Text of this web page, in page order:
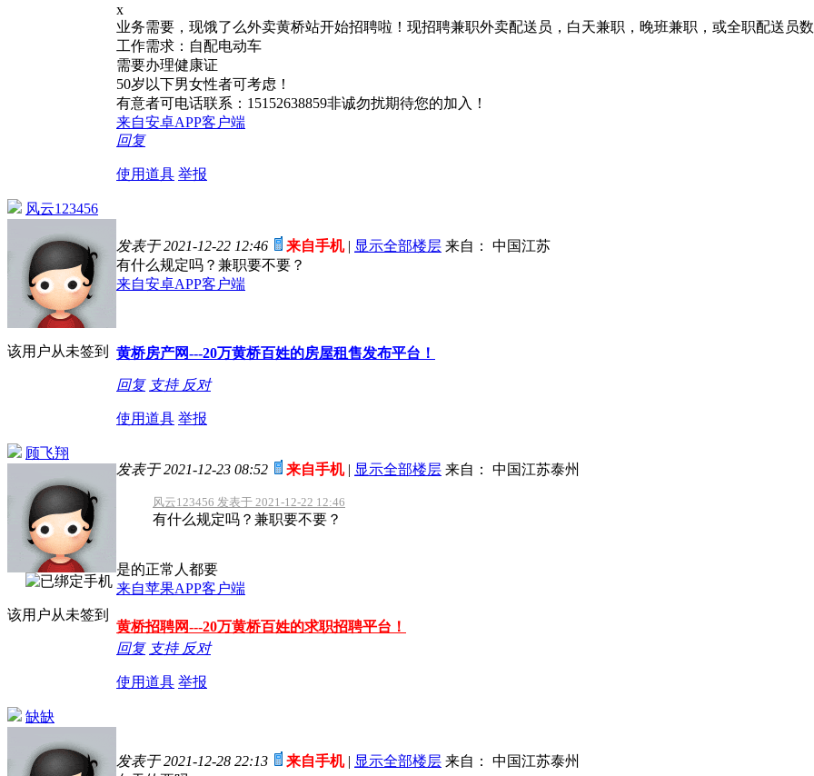
x
业务需要，现饿了么外卖黄桥站开始招聘啦！现招聘兼职外卖配送员，白天兼职，晚班兼职，或全职配送员
工作需求：自配电动车
需要办理健康证
50岁以下男女性者可考虑！
有意者可电话联系：15152638859非诚勿扰期待您的加入！
来自安卓APP客户端
回复
使用道具 举报
风云123456
该用户从未签到
发表于 2021-12-22 12:46 来自手机 显示全部楼层 来自： 中国江苏
有什么规定吗？兼职要不要？
来自安卓APP客户端
黄桥房产网---20万黄桥百姓的房屋租售发布平台！
回复 支持 反对
使用道具 举报
顾飞翔
该用户从未签到
发表于 2021-12-23 08:52 来自手机 显示全部楼层 来自： 中国江苏泰州
风云123456 发表于 2021-12-22 12:46
有什么规定吗？兼职要不要？
是的正常人都要
来自苹果APP客户端
黄桥招聘网---20万黄桥百姓的求职招聘平台！
回复 支持 反对
使用道具 举报
缺缺
发表于 2021-12-28 22:13 来自手机 显示全部楼层 来自： 中国江苏泰州